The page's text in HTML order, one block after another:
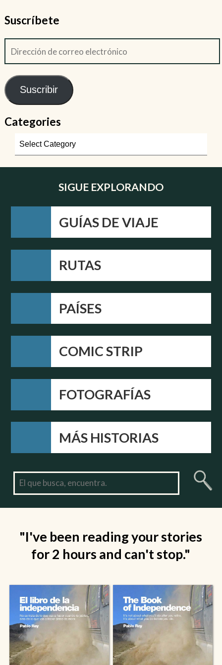
Suscríbete
Suscribir
Categories
SIGUE EXPLORANDO
GUÍAS DE VIAJE
RUTAS
PAÍSES
COMIC STRIP
FOTOGRAFÍAS
MÁS HISTORIAS
"I've been reading your stories
for 2 hours and can't stop."